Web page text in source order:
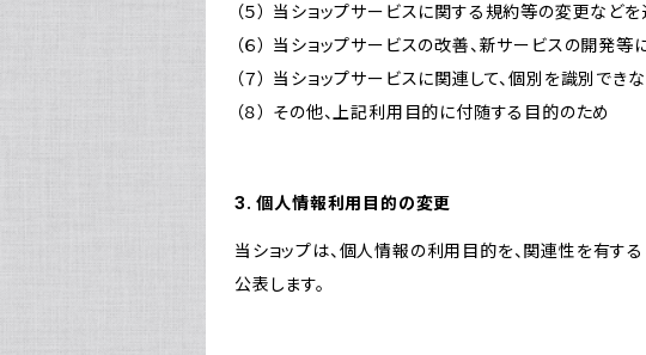
（５） 当ショップサービスに関する規約等の変更など
（６） 当ショップサービスの改善、新サービスの開発等
（７） 当ショップサービスに関連して、個別を識別で
（８） その他、上記利用目的に付随する目的のため
3. 個人情報利用目的の変更
当ショップは、個人情報の利用目的を、関連性を有
公表します。